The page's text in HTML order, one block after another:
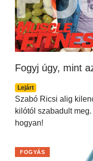
Fogyj úgy, mint
Lejárt
Szabó Ricsi alig
kilótól szabadult
hogyan!
FOGYÁS